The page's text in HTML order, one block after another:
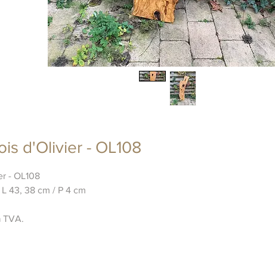
d'Olivier - OL108
- OL108
43, 38 cm / P 4 cm
TVA.